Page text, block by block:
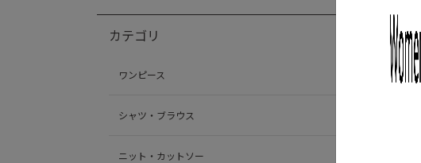
カテゴリ
ワンピース
シャツ・ブラウス
ニット・カットソー